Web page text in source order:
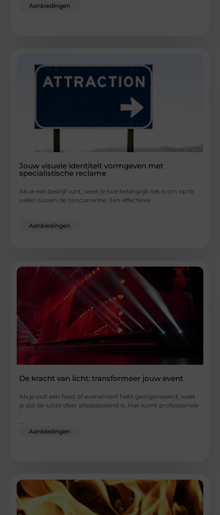
Aanbiedingen
Jouw visuele identiteit vormgeven met
specialistische reclame
Als je een bedrijf runt, weet je hoe belangrijk het is om op te
vallen tussen de concurrentie. Een effectieve
...
Aanbiedingen
De kracht van licht: transformeer jouw event
Als je ooit een feest of evenement hebt georganiseerd, weet
je dat de juiste sfeer allesbepalend is. Hier komt professionele
Aanbiedingen